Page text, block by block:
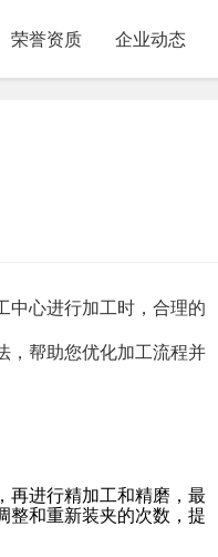
荣誉资质 企业动态
中心进行加工时，合理的
，帮助您优化加工流程并
再进行精加工和精磨，最
整和重新装夹的次数，提